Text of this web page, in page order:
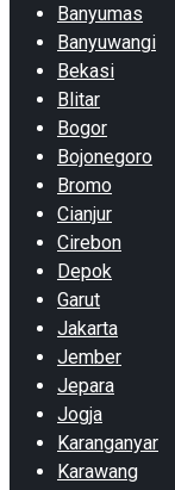
Banyumas
Banyuwangi
Bekasi
Blitar
Bogor
Bojonegoro
Bromo
Cianjur
Cirebon
Depok
Garut
Jakarta
Jember
Jepara
Jogja
Karanganyar
Karawang